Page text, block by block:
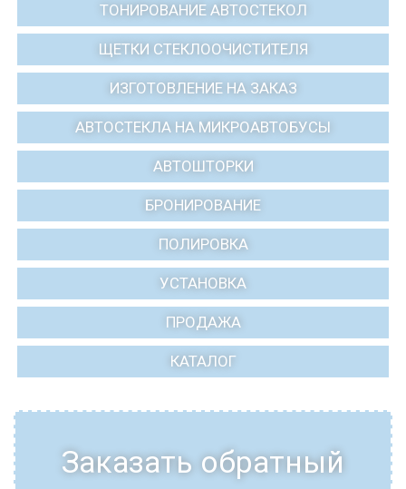
ТОНИРОВАНИЕ АВТОСТЕКОЛ
ЩЕТКИ СТЕКЛООЧИСТИТЕЛЯ
ИЗГОТОВЛЕНИЕ НА ЗАКАЗ
АВТОСТЕКЛА НА МИКРОАВТОБУСЫ
АВТОШТОРКИ
БРОНИРОВАНИЕ
ПОЛИРОВКА
УСТАНОВКА
ПРОДАЖА
КАТАЛОГ
Заказать обратный